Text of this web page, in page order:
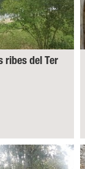
ribes del Ter